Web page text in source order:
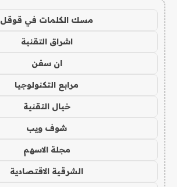
مسك الكلمات في قوقل
اشراق التقنية
ان سفن
مرابع التكنولوجيا
خيال التقنية
شوف ويب
مجلة الاسهم
الشرقية الاقتصادية